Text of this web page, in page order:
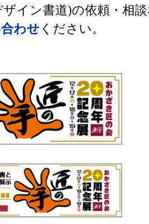
イン書道)の依頼・相
わせ ください。